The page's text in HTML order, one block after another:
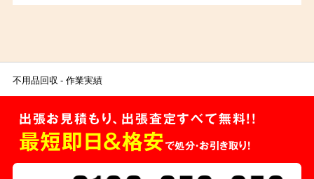
切に処分させていただきました。 また、ご希望
不用品回収 作業実績
出張お見積もり、出張査定すべて無料!!
最短即日＆格安で処分・お引き取り！